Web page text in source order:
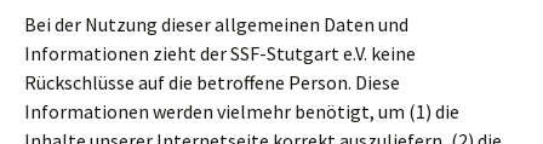
Bei der Nutzung dieser allgemeinen Daten und
Informationen zieht der SSF-Stutgart e.V. keine
Rückschlüsse auf die betroffene Person. Diese
Informationen werden vielmehr benötigt, um (1) die